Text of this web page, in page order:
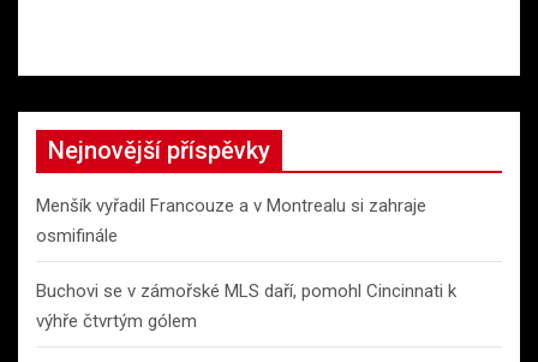
Nejnovější příspěvky
Menšík vyřadil Francouze a v Montrealu si zahraje
osmifinále
Buchovi se v zámořské MLS daří, pomohl Cincinnati k
výhře čtvrtým gólem